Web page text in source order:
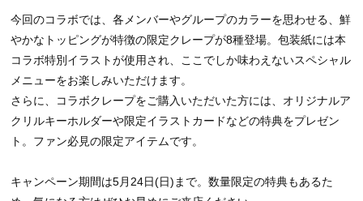
今回のコラボでは、各メンバーやグループのカラーを思わせる、鮮
やかなトッピングが特徴の限定クレープが8種登場。包装紙には本
コラボ特別イラストが使用され、ここでしか味わえないスペシャル
メニューをお楽しみいただけます。
さらに、コラボクレープをご購入いただいた方には、オリジナルア
クリルキーホルダーや限定イラストカードなどの特典をプレゼン
ト。ファン必見の限定アイテムです。
キャンペーン期間は5月24日(日)まで。数量限定の特典もあるた